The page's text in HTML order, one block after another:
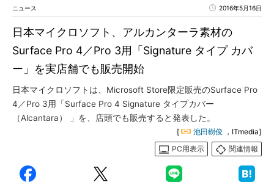
ニュース 2016年5月16日
日本マイクロソフト、アルカンターラ素材の
Surface Pro 4／Pro 3用「Signature タイプ カバ
ー」を実店舗でも販売開始
日本マイクロソフトは、Microsoft Store限定販売のSurface Pro
4／Pro 3用「Surface Pro 4 Signature タイプカバー
（Alcantara） 」を、店頭でも販売すると発表した。
[ 池田樹俊 ，ITmedia]
PC用表示
関連情報